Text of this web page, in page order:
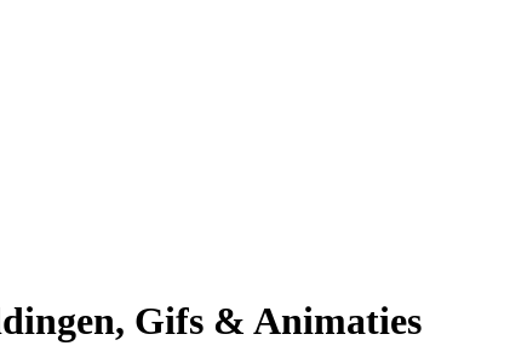
Gifs & Animaties